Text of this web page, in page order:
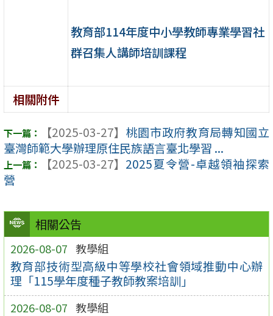
相關公告
2026-08-07 教學組
教育部技術型高級中等學校社會領域推動中心辦
理「115學年度種子教師教案培訓」
2026-08-07 教學組
教育部114年度中小學教師專業學習社
群召集人講師培訓課程
相關附件
【2025-03-27】 桃園市政府教育局轉知國立
臺灣師範大學辦理原住民族語言臺北學習 ...
【2025-03-27】 2025夏令營-卓越領袖探索
營